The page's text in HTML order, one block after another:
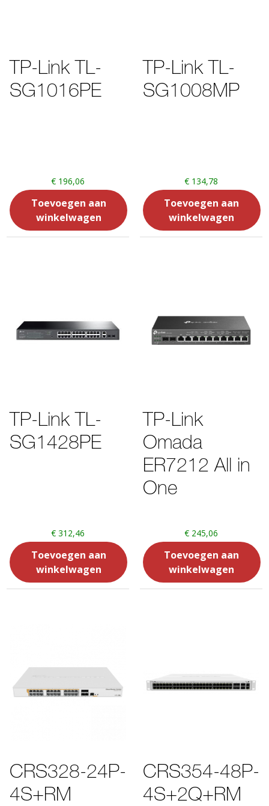
TP-Link TL-
SG1016PE
€ 196,06
Toevoegen aan
winkelwagen
TP-Link TL-
SG1008MP
€134,78
Toevoegen aan
winkelwagen
TP-Link TL-
SG1428PE
€ 312,46
Toevoegen aan
winkelwagen
TP-Link
Omada
ER7212 All in
One
€245,06
Toevoegen aan
winkelwagen
CRS328-24P-
4S+RM
CRS354-48P-
4S+2Q+RM